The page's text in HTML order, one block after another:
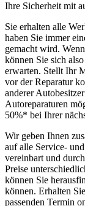
Ihre Sicherheit mit
Sie erhalten alle
haben Sie immer
gemacht wird.
können Sie sich
erwarten. Stellt Ihr
vor der Reparatur
anderer
Autoreparaturen
50%* bei Ihrer
Wir geben Ihnen
auf alle Service-
vereinbart und
Preise
können Sie
können. Erhalten
passenden Termin